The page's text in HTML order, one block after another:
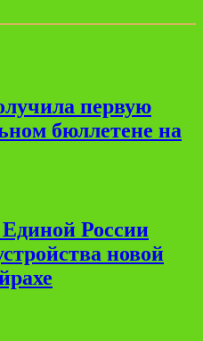
первую
бюллетене на
России
новой